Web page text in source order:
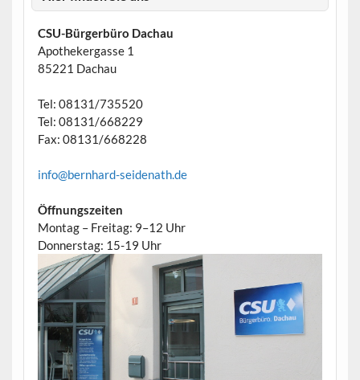
CSU-Bürgerbüro Dachau
Apothekergasse 1
85221 Dachau
Tel: 08131/735520
Tel: 08131/668229
Fax: 08131/668228
info@bernhard-seidenath.de
Öffnungszeiten
Montag – Freitag: 9–12 Uhr
Donnerstag: 15-19 Uhr